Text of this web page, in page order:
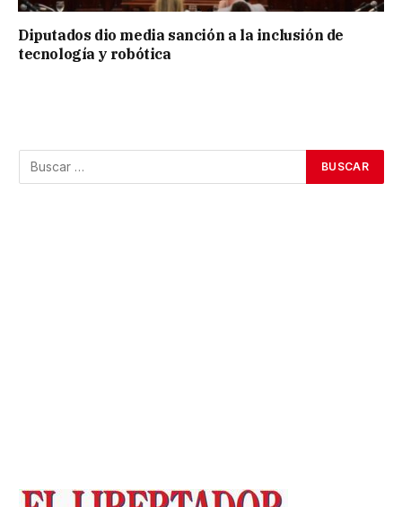
Diputados dio media sanción a la inclusión de
tecnología y robótica